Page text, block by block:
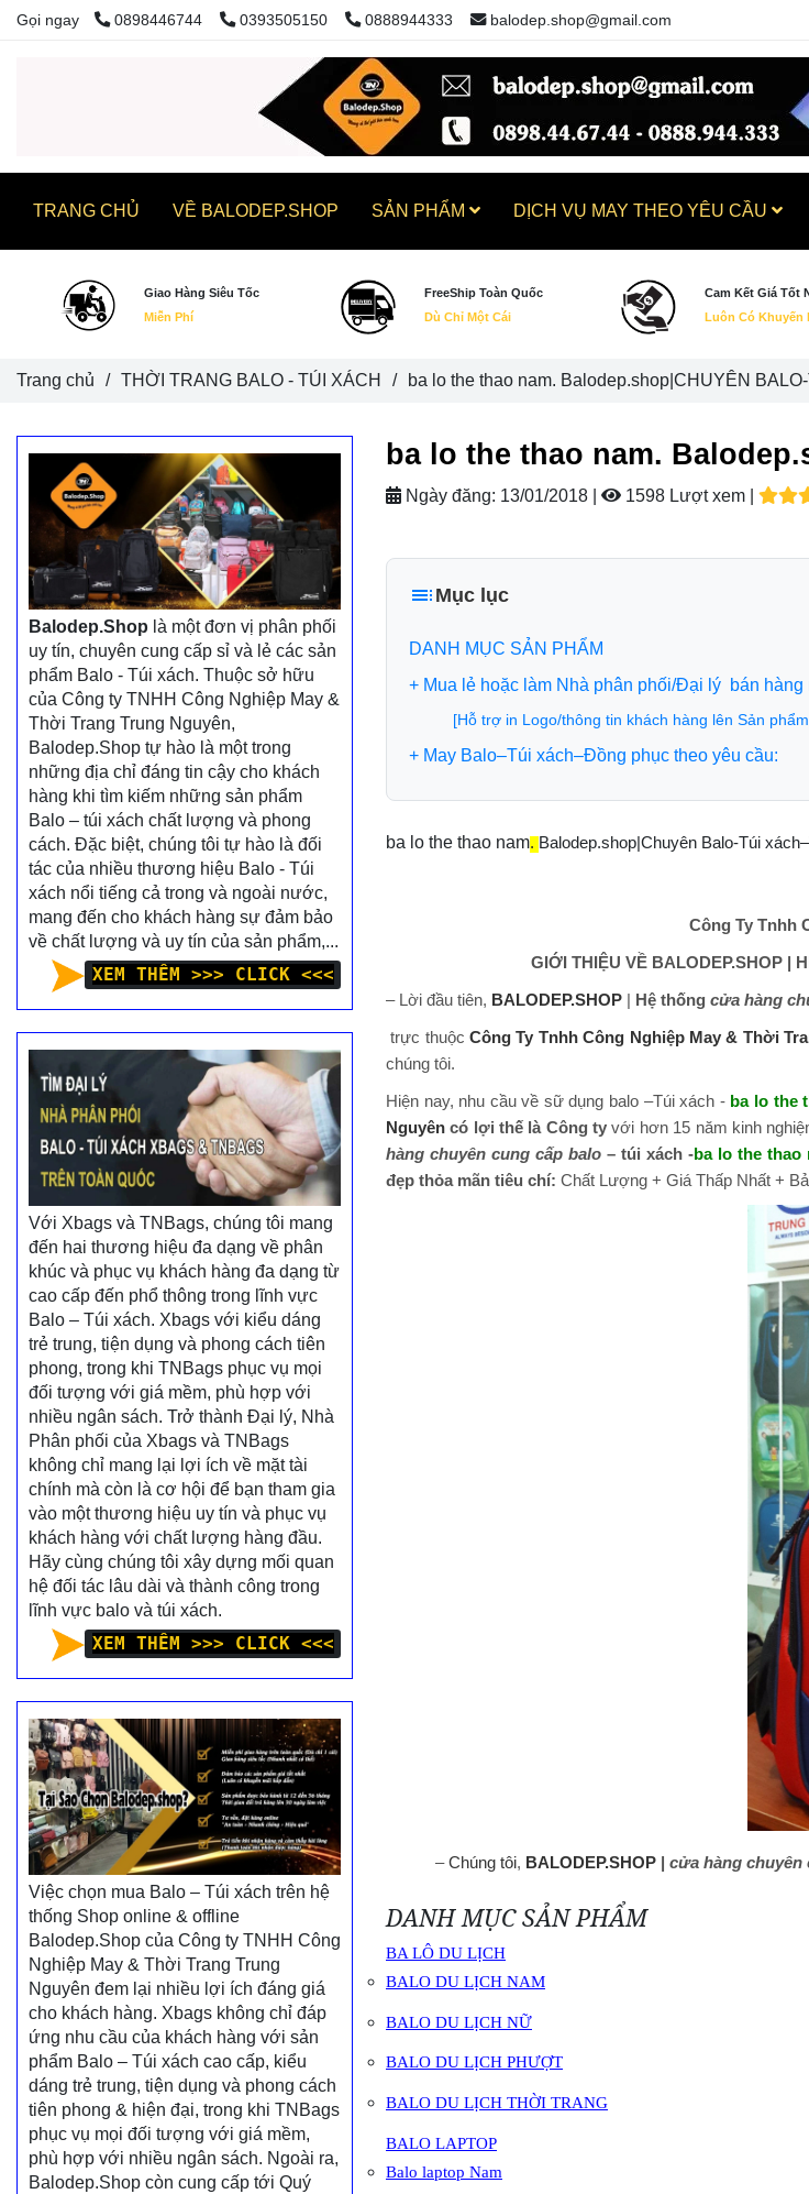
ba lo the thao nam.
Ngày đăng: 13/01/2018 | 1598 Lượt xem
Mục lục
DANH MỤC SẢN PHẨM
+ Mua lẻ hoặc làm Nhà phân phối/Đại lý bán hàng
[Hỗ trợ in Logo/thông tin khách hàng lên Sản
+ May Balo–Túi xách–Đồng phục theo yêu cầu:
ba lo the thao nam. Balodep.shop|Chuyên Balo-Túi
Công Ty Tnhh
GIỚI THIỆU VỀ BALODEP.SHOP |
– Lời đầu tiên, BALODEP.SHOP | Hệ thống cửa hàng
trực thuộcCông Ty Tnhh Công Nghiệp May & Thời
chúng tôi.
Hiện nay, nhu cầu về sữ dụng balo –Túi xách - ba lo the
Nguyên có lợi thế là Công tyvới hơn 15 năm kinh
hàng chuyên cung cấp balo – túi xách -ba lo the thao
đẹp thỏa mãn tiêu chí: Chất Lượng + Giá Thấp Nhất +
–Chúng tôi, BALODEP.SHOP| cửa hàng chuyên
DANH MỤC SẢN PHẨM
BA LÔ DU LỊCH
BALO DU LỊCH NAM
BALO DU LỊCH NỮ
BALO DU LỊCH PHƯỢT
BALO DU LỊCH THỜI TRANG
BALO LAPTOP
Balo laptop Nam
Balodep.Shop là một đơn vị phân phối
uy tín, chuyên cung cấp sỉ và lẻ các sản
phẩm Balo - Túi xách. Thuộc sở hữu
của Công ty TNHH Công Nghiệp May &
Thời Trang Trung Nguyên,
Balodep.Shop tự hào là một trong
những địa chỉ đáng tin cậy cho khách
hàng khi tìm kiếm những sản phẩm
Balo – túi xách chất lượng và phong
cách. Đặc biệt, chúng tôi tự hào là đối
tác của nhiều thương hiệu Balo - Túi
xách nổi tiếng cả trong và ngoài nước,
mang đến cho khách hàng sự đảm bảo
về chất lượng và uy tín của sản phẩm,...
XEM THÊM >>> CLICK <<<
Với Xbags và TNBags, chúng tôi mang
đến hai thương hiệu đa dạng về phân
khúc và phục vụ khách hàng đa dạng từ
cao cấp đến phổ thông trong lĩnh vực
Balo – Túi xách. Xbags với kiểu dáng
trẻ trung, tiện dụng và phong cách tiên
phong, trong khi TNBags phục vụ mọi
đối tượng với giá mềm, phù hợp với
nhiều ngân sách. Trở thành Đại lý, Nhà
Phân phối của Xbags và TNBags
không chỉ mang lại lợi ích về mặt tài
chính mà còn là cơ hội để bạn tham gia
vào một thương hiệu uy tín và phục vụ
khách hàng với chất lượng hàng đầu.
Hãy cùng chúng tôi xây dựng mối quan
hệ đối tác lâu dài và thành công trong
lĩnh vực balo và túi xách.
XEM THÊM >>> CLICK <<<
Việc chọn mua Balo – Túi xách trên hệ
thống Shop online & offline
Balodep.Shop của Công ty TNHH Công
Nghiệp May & Thời Trang Trung
Nguyên đem lại nhiều lợi ích đáng giá
cho khách hàng. Xbags không chỉ đáp
ứng nhu cầu của khách hàng với sản
phẩm Balo – Túi xách cao cấp, kiểu
dáng trẻ trung, tiện dụng và phong cách
tiên phong & hiện đại, trong khi TNBags
phục vụ mọi đối tượng với giá mềm,
phù hợp với nhiều ngân sách. Ngoài ra,
Balodep.Shop còn cung cấp tới Quý
Trang chủ / THỜI TRANG BALO - TÚI XÁCH / ba lo the thao nam. Balodep.shop|CHUYÊN
Gọi ngay 0898446744 0393505150 0888944333 balodep.shop@gmail.com
TRANG CHỦ VỀ BALODEP.SHOP SẢN PHẨM DỊCH VỤ MAY THEO YÊU CẦU
Giao Hàng Siêu Tốc
Miễn Phí
FreeShip Toàn Quốc
Dù Chỉ Một Cái
Cam Kết Giá Tốt
Luôn Có Khuyến